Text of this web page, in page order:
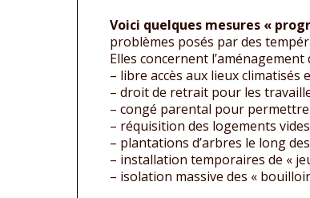
Voici quelques mesures «
problèmes posés par des
Elles concernent
– libre accès aux lieux climatisés
– droit de retrait pour les
– congé parental pour permettre
– réquisition des logements
– plantations d’arbres le long
– installation temporaires de «
– isolation massive des «